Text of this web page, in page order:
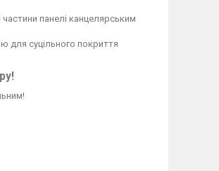
панелі канцелярським
для суцільного покриття